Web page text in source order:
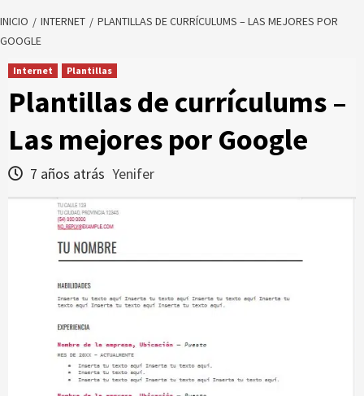
INICIO INTERNET
PLANTILLAS DE CURRÍCULUMS – LAS MEJORES POR
GOOGLE
Internet Plantillas
Plantillas de currículums –
Las mejores por Google
7 años atrás Yenifer